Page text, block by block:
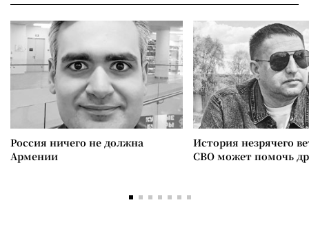
Россия ничего не должна
Армении
История незрячего
СВО может помочь